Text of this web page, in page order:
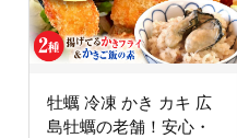
牡蠣 冷凍 かき カキ 広
島牡蠣の老舗！安心・